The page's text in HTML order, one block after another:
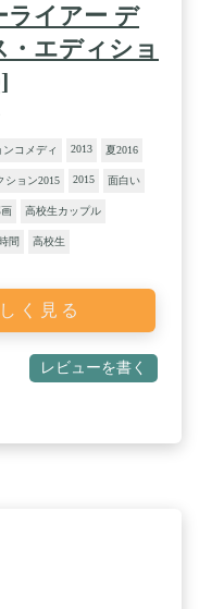
ライアー デ
・エディショ
ンコメディ 2013 夏2016
ション2015 2015 面白い
高校生カップル
間 高校生
く見る
レビューを書く